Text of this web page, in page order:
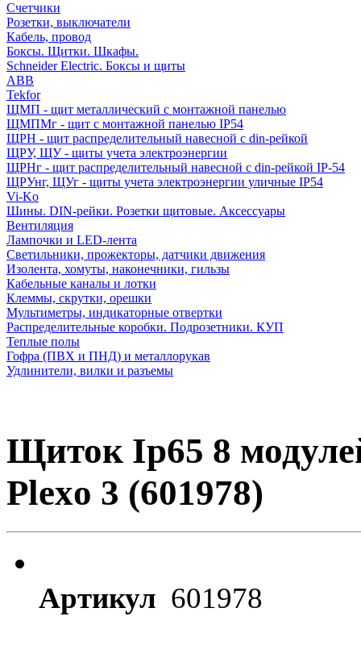
Счетчики
Розетки, выключатели
Кабель, провод
Боксы. Щитки. Шкафы.
Schneider Electric. Боксы и щиты
ABB
Tekfor
ЩМП - щит металлический с монтажной панелью
ЩМПМг - щит с монтажной панелью IP54
ЩРН - щит распределительный навесной с din-рейкой
ЩРУ, ЩУ - щиты учета электроэнергии
ЩРНг - щит распределительный навесной с din-рейкой IP-54
ЩРУнг, ЩУг - щиты учета электроэнергии уличные IP54
Vi-Ko
Шины. DIN-рейки. Розетки щитовые. Аксессуары
Вентиляция
Лампочки и LED-лента
Светильники, прожекторы, датчики движения
Изолента, хомуты, наконечники, гильзы
Кабельные каналы и лотки
Клеммы, скрутки, орешки
Мультиметры, индикаторные отвертки
Распределительные коробки. Подрозетники. КУП
Теплые полы
Гофра (ПВХ и ПНД) и металлорукав
Удлинители, вилки и разъемы
Щиток Ip65 8
Plexo 3 (601978)
Артикул 601978